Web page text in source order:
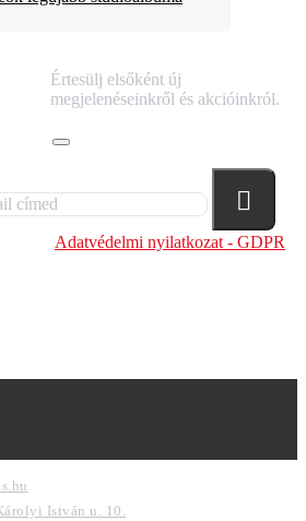
Értesülj elsőként új
megjelenéseinkről és akcióinkról.
Adatvédelmi nyilatkozat - GDPR
István u. 10.